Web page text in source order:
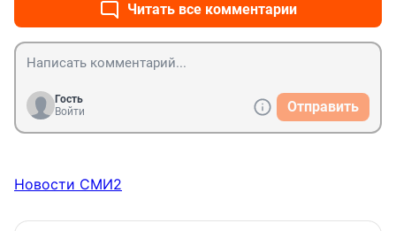
Читать все комментарии
Гость
Войти
Отправить
Новости СМИ2